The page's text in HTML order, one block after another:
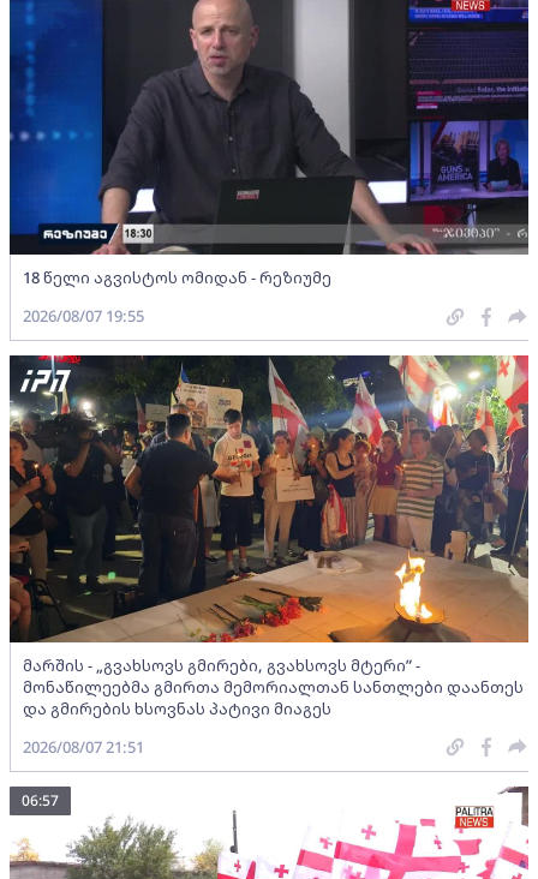
18 წელი აგვისტოს ომიდან - რეზიუმე
2026/08/07 19:55
მარშის - „გვახსოვს გმირები, გვახსოვს მტერი” -
მონაწილეებმა გმირთა მემორიალთან სანთლები დაანთეს
და გმირების ხსოვნას პატივი მიაგეს
2026/08/07 21:51
06:57